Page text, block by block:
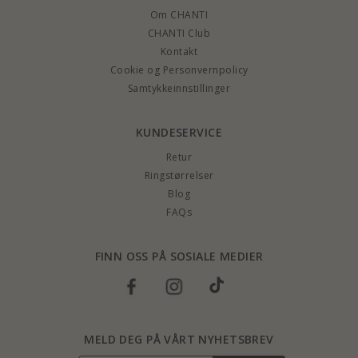
Om CHANTI
CHANTI Club
Kontakt
Cookie og Personvernpolicy
Samtykkeinnstillinger
KUNDESERVICE
Retur
Ringstørrelser
Blog
FAQs
FINN OSS PÅ SOSIALE MEDIER
MELD DEG PÅ VÅRT NYHETSBREV